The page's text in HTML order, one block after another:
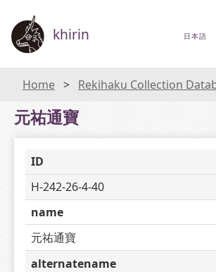
khirin 日本語
Home Rekihaku Collection Database (Collections Database of the
元祐通寶
ID
H-242-26-4-40
name
元祐通寶
alternatename